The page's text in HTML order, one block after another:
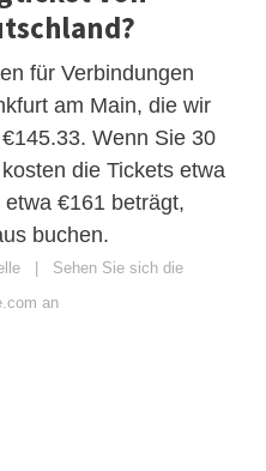
für Verbindungen
am Main, die wir
Wenn Sie 30
die Tickets etwa
€161 beträgt,
buchen.
Sehen Sie sich die
an